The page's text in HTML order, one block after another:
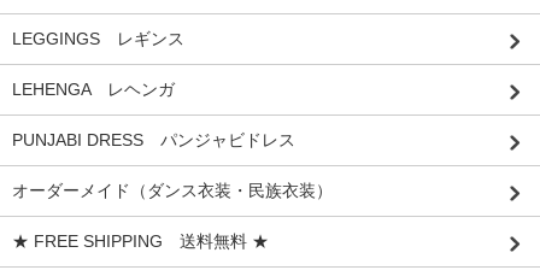
LEGGINGS レギンス
LEHENGA レヘンガ
PUNJABI DRESS パンジャビドレス
オーダーメイド（ダンス衣装・民族衣装）
★ FREE SHIPPING 送料無料 ★